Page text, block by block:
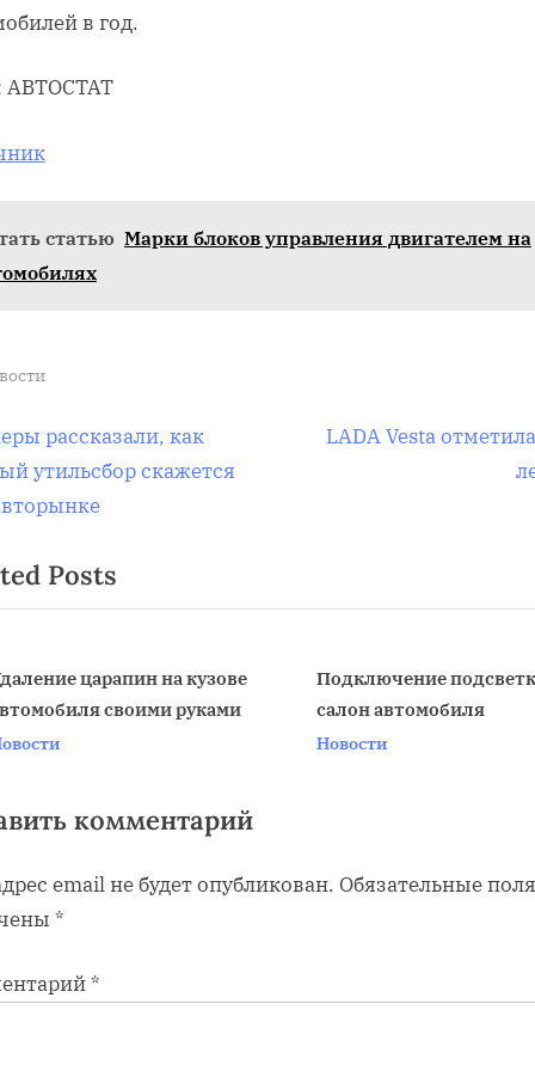
в год.
АВТОСТАТ
статью Марки блоков управления двигателем на
рассказали, как
утильсбор скажется
N
o
t
:
LADA Vesta
Posts
царапин на кузове
своими руками
Подключение
салон автомобиля
Новости
комментарий
email не будет опубликован. Обязательные поля
*
*